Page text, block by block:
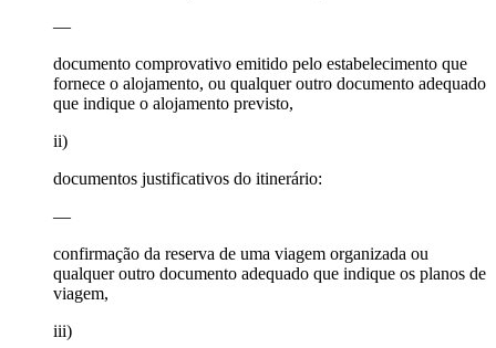
—
documento comprovativo emitido pelo estabelecimento que
fornece o alojamento, ou qualquer outro documento adequado
que indique o alojamento previsto,
ii)
documentos justificativos do itinerário:
—
confirmação da reserva de uma viagem organizada ou
qualquer outro documento adequado que indique os planos de
viagem,
iii)